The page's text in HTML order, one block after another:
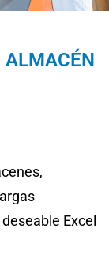
ALMACÉN
Excel